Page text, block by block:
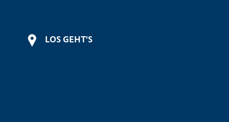
LOS GEHT'S